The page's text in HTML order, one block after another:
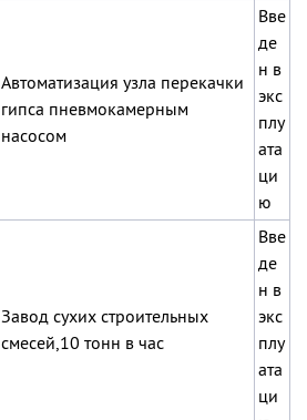
Автоматизация узла перекачки
гипса пневмокамерным
насосом
Вве
де
н в
экс
плу
ата
ци
ю
Завод сухих строительных
смесей,10 тонн в час
Вве
де
н в
экс
плу
ата
ци